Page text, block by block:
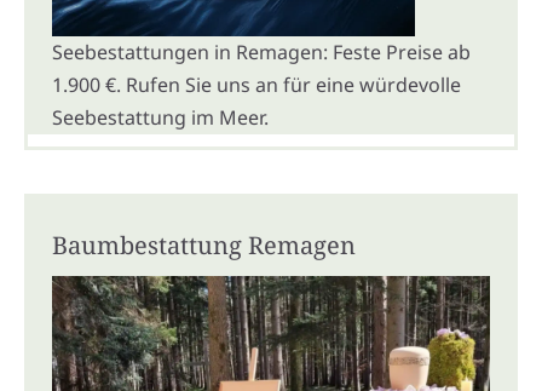
Seebestattungen in Remagen: Feste Preise ab
1.900 €. Rufen Sie uns an für eine würdevolle
Seebestattung im Meer.
Baumbestattung Remagen